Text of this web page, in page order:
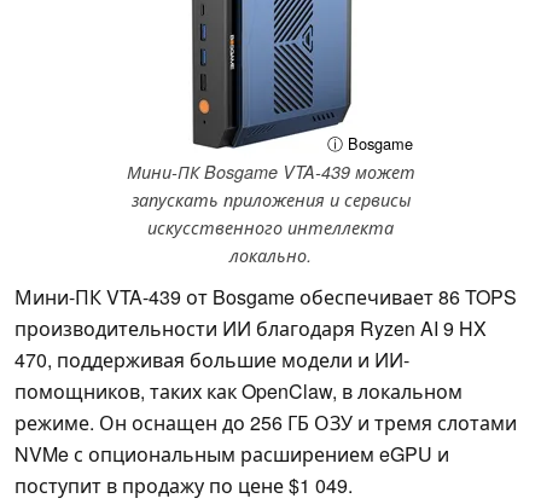
ⓘ Bosgame
Мини-ПК Bosgame VTA-439 может
запускать приложения и сервисы
искусственного интеллекта
локально.
Мини-ПК VTA-439 от Bosgame обеспечивает 86 TOPS
производительности ИИ благодаря Ryzen AI 9 HX
470, поддерживая большие модели и ИИ-
помощников, таких как OpenClaw, в локальном
режиме. Он оснащен до 256 ГБ ОЗУ и тремя слотами
NVMe с опциональным расширением eGPU и
поступит в продажу по цене $1 049.